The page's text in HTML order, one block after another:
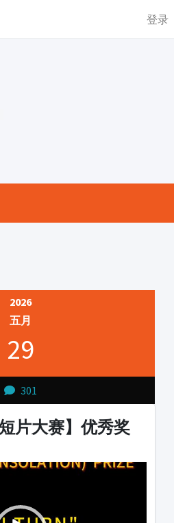
登录
2026
五月
29
301
片大赛】优秀奖